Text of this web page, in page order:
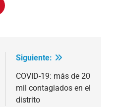
Siguiente:
COVID-19: más de 20
mil contagiados en el
distrito